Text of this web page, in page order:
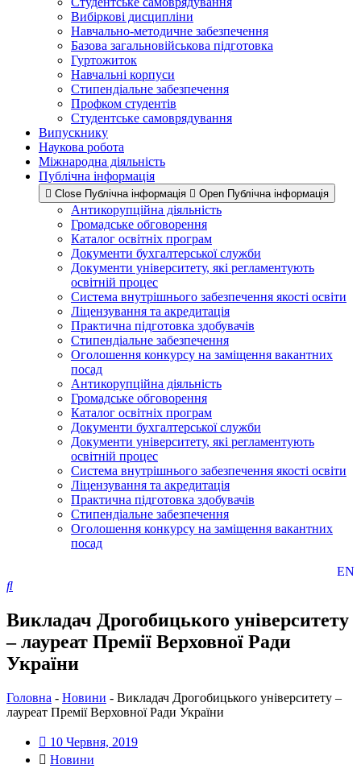
Вибіркові дисципліни
Навчально-методичне забезпечення
Базова загальновійськова підготовка
Гуртожиток
Навчальні корпуси
Стипендіальне забезпечення
Профком студентів
Студентське самоврядування
Випускнику
Наукова робота
Міжнародна діяльність
Публічна інформація
Close Публічна інформація Open Публічна інформація
Антикорупційна діяльність
Громадське обговорення
Каталог освітніх програм
Документи бухгалтерської служби
Документи університету, які регламентують
освітній процес
Система внутрішнього забезпечення якості освіти
Ліцензування та акредитація
Практична підготовка здобувачів
Стипендіальне забезпечення
Оголошення конкурсу на заміщення вакантних
посад
Антикорупційна діяльність
Громадське обговорення
Каталог освітніх програм
Документи бухгалтерської служби
Документи університету, які регламентують
освітній процес
Система внутрішнього забезпечення якості освіти
Ліцензування та акредитація
Практична підготовка здобувачів
Стипендіальне забезпечення
Оголошення конкурсу на заміщення вакантних
посад
EN
Викладач Дрогобицького університету
– лауреат Премії Верховної Ради
України
Головна - Новини - Викладач Дрогобицького університету –
лауреат Премії Верховної Ради України
10 Червня, 2019
Новини